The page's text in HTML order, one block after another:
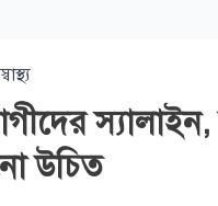
স্বাস্থ্য
উচিত